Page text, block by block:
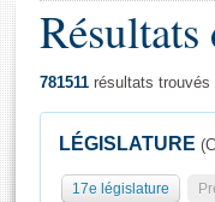
Général
Résultats
781511 résultats trouvés
LÉGISLATURE
17e législature